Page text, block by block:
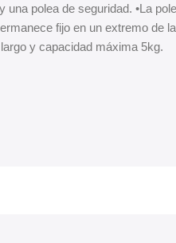
polea de seguridad. •La
fijo en un extremo de
y capacidad máxima 5kg.